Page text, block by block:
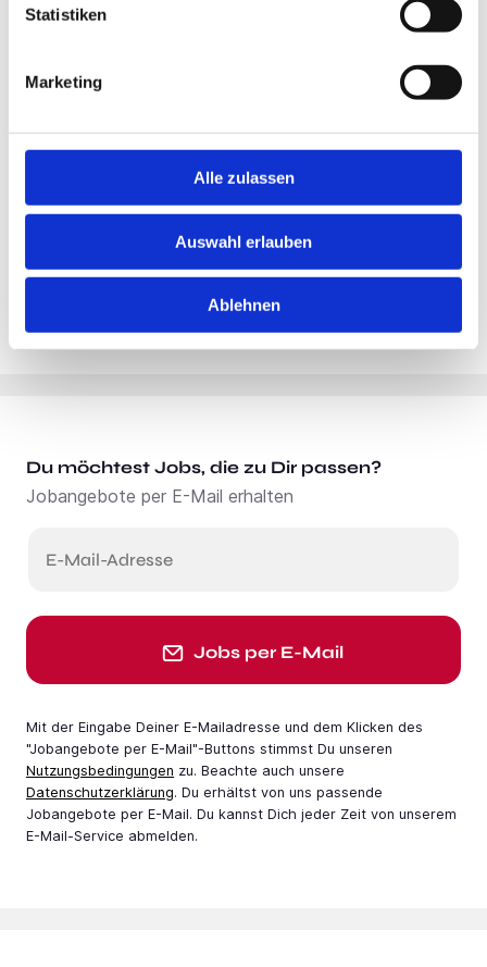
Statistiken
Marketing
Alle zulassen
Auswahl erlauben
Ablehnen
Standort:
Du möchtest Jobs, die zu Dir passen?
Jobangebote per E-Mail erhalten
E-Mail-Adresse
Jobs per E-Mail
Mit der Eingabe Deiner E-Mail­adresse und dem Klicken des
"Jobangebote per E-Mail"-Buttons stimmst Du unseren
Nutzungsbedingungen zu. Beachte auch unsere
Datenschutzerklärung. Du erhältst von uns passende
Jobangebote per E-Mail. Du kannst Dich jeder Zeit von unserem
E-Mail-Service abmelden.